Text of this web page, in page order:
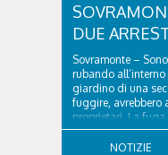
DUE
Sovramonte –
rubando
giardino di una
fuggire, avrebbero
proprietari. La
tempestiva
NOTIZIE